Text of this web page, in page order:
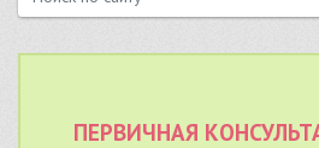
ПЕРВИЧНАЯ